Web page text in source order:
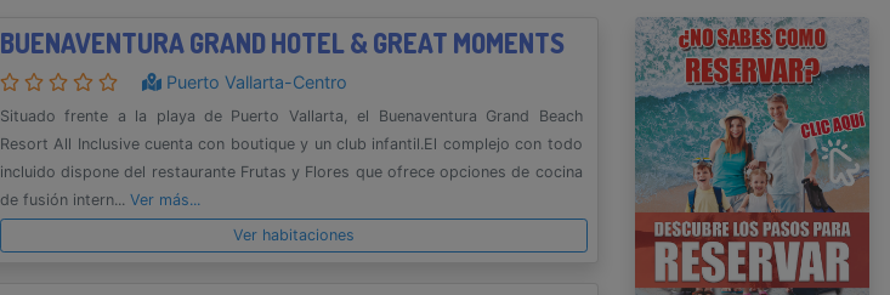
BUENAVENTURA GRAND HOTEL & GREAT MOMENTS
Puerto Vallarta-Centro
Situado frente a la playa de Puerto Vallarta, el Buenaventura Grand Beach
Resort All Inclusive cuenta con boutique y un club infantil.El complejo con todo
incluido dispone del restaurante Frutas y Flores que ofrece opciones de cocina
de fusión intern... Ver más...
Ver habitaciones